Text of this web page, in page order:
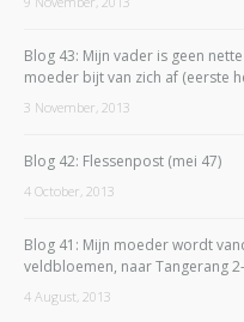
Blog 43: Mijn vader is geen
moeder bijt van zich af (eerste
3 November, 2013
Blog 42: Flessenpost (mei 47)
4 October, 2013
Blog 41: Mijn moeder wordt
veldbloemen, naar Tangerang
4 August, 2013